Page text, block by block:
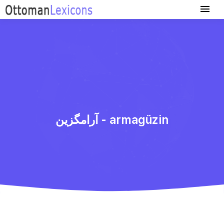
آرامگزین - armagüzin